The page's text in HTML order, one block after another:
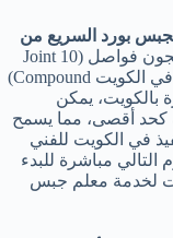
بورد السريع من
الفني المحترف السريع يستخدم معجون فواصل (Joint 10
مميزات لخدمة معلم جبس بورد سريع التنفيذ في الكويت Compound)
بالكويت، يمكن
تماماً خلال 12 إلى 24 ساعة كحد أقصى، مما يسمح
في الكويت للفني
التالي مباشرة للبدء
دون أي تأخير. 10 مميزات لخدمة معلم جبس